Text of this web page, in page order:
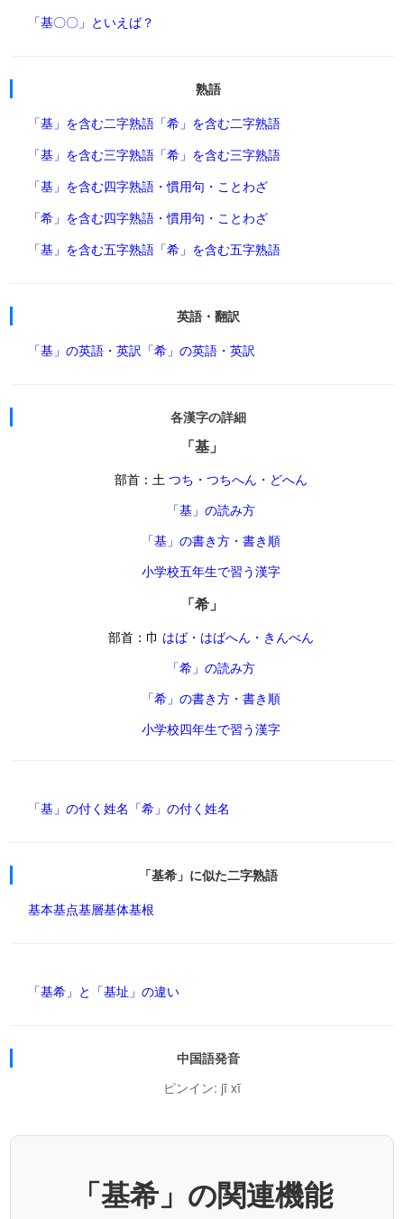
「基〇〇」といえば？
熟語
「基」を含む二字熟語 「希」を含む二字熟語
「基」を含む三字熟語 「希」を含む三字熟語
「基」を含む四字熟語・慣用句・ことわざ
「希」を含む四字熟語・慣用句・ことわざ
「基」を含む五字熟語 「希」を含む五字熟語
英語・翻訳
「基」の英語・英訳 「希」の英語・英訳
各漢字の詳細
「基」
部首：土 つち・つちへん・どへん
「基」の読み方
「基」の書き方・書き順
小学校五年生で習う漢字
「希」
部首：巾 はば・はばへん・きんべん
「希」の読み方
「希」の書き方・書き順
小学校四年生で習う漢字
「基」の付く姓名 「希」の付く姓名
「基希」に似た二字熟語
基本基点基層基体基根
「基希」と「基址」の違い
中国語発音
ピンイン: jī xī
「基希」の関連機能